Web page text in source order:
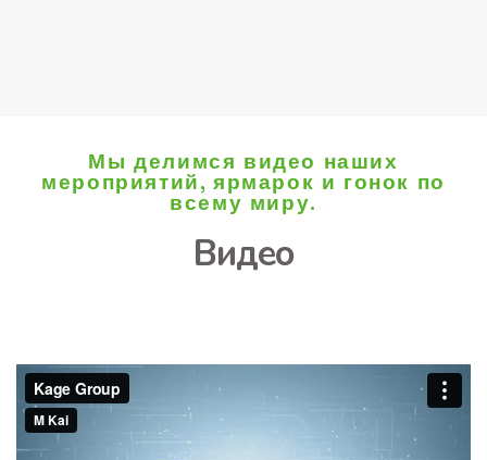
Мы делимся видео наших
мероприятий, ярмарок и гонок по
всему миру.
Видео